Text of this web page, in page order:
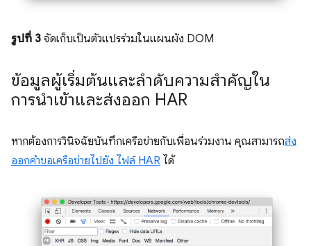
รูปที่ 3 จัดเก็บเป็นตัวแปรร่วมในแผนผัง DOM
ข้อมูลผู้เริ่มต้นและลำดับความสำคัญใน
การนำเข้าและส่งออก HAR
หากต้องการวินิจฉัยบันทึกเครือข่ายกับเพื่อนร่วมงาน คุณสามารถส่ง
ออกคำขอเครือข่ายไปยัง ไฟล์ HAR ได้